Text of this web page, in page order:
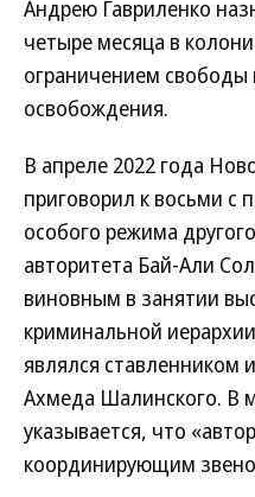
Андрею Гавриленко
четыре месяца в
ограничением свободы
освобождения.
В апреле 2022 года
приговорил к восьми с
особого режима
авторитета Бай-Али
виновным в занятии
криминальной
являлся ставленником
Ахмеда Шалинского. В
указывается, что
координирующим